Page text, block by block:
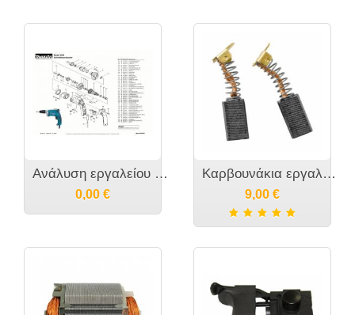
Ανάλυση εργαλείου MAKITA 6825
0,00 €
Καρβουνάκια εργαλείου MAKITA - CB-419 CB406 CB 407- 191962-4 195007-0 191927-6
9,00 €